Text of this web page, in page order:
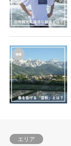
エリア